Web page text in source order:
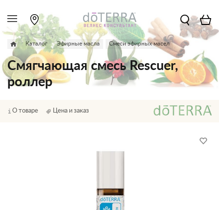
Каталог Эфирные масла Смеси эфирных масел
Смягчающая смесь Rescuer,
роллер
О товаре Цена и заказ